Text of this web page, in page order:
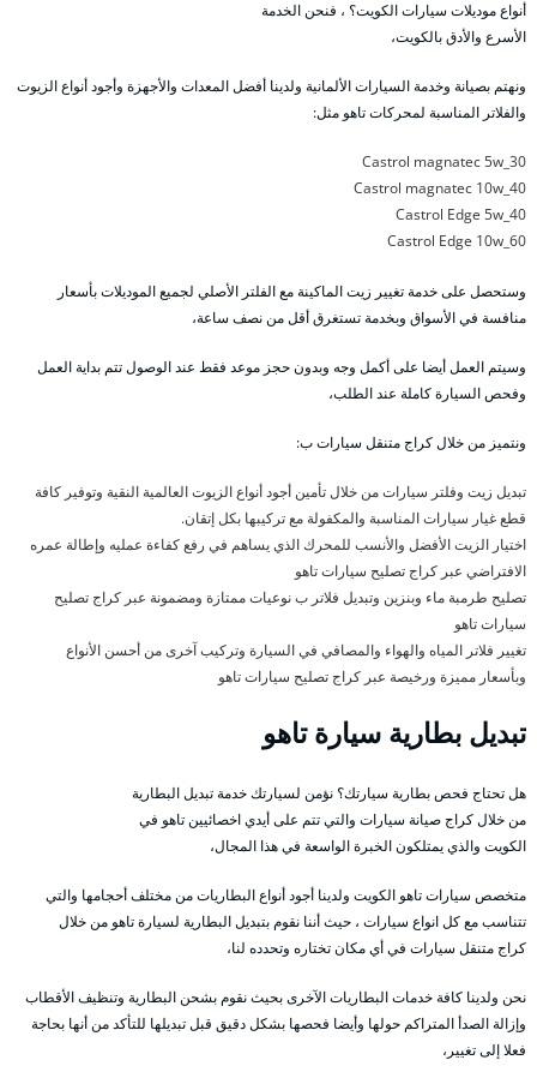
أنواع موديلات سيارات الكويت؟ ، فنحن الخدمة
الأسرع والأدق بالكويت،
ونهتم بصيانة وخدمة السيارات الألمانية ولدينا أفضل المعدات والأجهزة وأجود أنواع الزيوت
والفلاتر المناسبة لمحركات تاهو مثل:
Castrol magnatec 5w_30
Castrol magnatec 10w_40
Castrol Edge 5w_40
Castrol Edge 10w_60
وستحصل على خدمة تغيير زيت الماكينة مع الفلتر الأصلي لجميع الموديلات بأسعار
منافسة في الأسواق وبخدمة تستغرق أقل من نصف ساعة،
وسيتم العمل أيضا على أكمل وجه وبدون حجز موعد فقط عند الوصول تتم بداية العمل
وفحص السيارة كاملة عند الطلب،
ونتميز من خلال كراج متنقل سيارات ب:
تبديل زيت وفلتر سيارات من خلال تأمين أجود أنواع الزيوت العالمية النقية وتوفير كافة
قطع غيار سيارات المناسبة والمكفولة مع تركيبها بكل إتقان.
اختيار الزيت الأفضل والأنسب للمحرك الذي يساهم في رفع كفاءة عمليه وإطالة عمره
الافتراضي عبر كراج تصليح سيارات تاهو
تصليح طرمبة ماء وبنزين وتبديل فلاتر ب نوعيات ممتازة ومضمونة عبر كراج تصليح
سيارات تاهو
تغيير فلاتر المياه والهواء والمصافي في السيارة وتركيب آخرى من أحسن الأنواع
وبأسعار مميزة ورخيصة عبر كراج تصليح سيارات تاهو
تبديل بطارية سيارة تاهو
هل تحتاج فحص بطارية سيارتك؟ نؤمن لسيارتك خدمة تبديل البطارية
من خلال كراج صيانة سيارات والتي تتم على أيدي اخصائيين تاهو في
الكويت والذي يمتلكون الخبرة الواسعة في هذا المجال،
متخصص سيارات تاهو الكويت ولدينا أجود أنواع البطاريات من مختلف أحجامها والتي
تتناسب مع كل انواع سيارات ، حيث أننا نقوم بتبديل البطارية لسيارة تاهو من خلال
كراج متنقل سيارات في أي مكان تختاره وتحدده لنا،
نحن ولدينا كافة خدمات البطاريات الآخرى بحيث نقوم بشحن البطارية وتنظيف الأقطاب
وإزالة الصدأ المتراكم حولها وأيضا فحصها بشكل دقيق قبل تبديلها للتأكد من أنها بحاجة
فعلا إلى تغيير،